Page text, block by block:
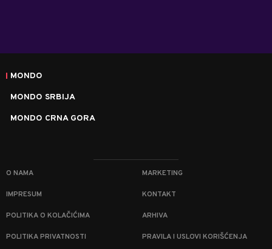
MONDO
MONDO SRBIJA
MONDO CRNA GORA
O NAMA MARKETING
IMPRESUM KONTAKT
POLITIKA O KOLAČIĆIMA ARHIVA
POLITIKA PRIVATNOSTI PRAVILA I USLOVI KORIŠĆENJA